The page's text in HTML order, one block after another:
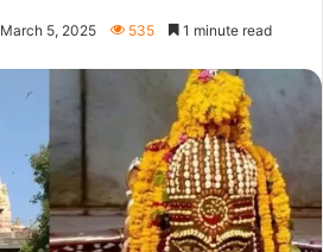
March 5, 2025 535 1 minute read